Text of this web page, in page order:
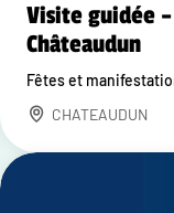
Visite guidée
Châteaudun
Fêtes et
CHATEAUDUN